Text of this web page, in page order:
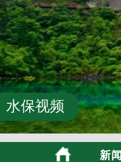
水保视频
新闻